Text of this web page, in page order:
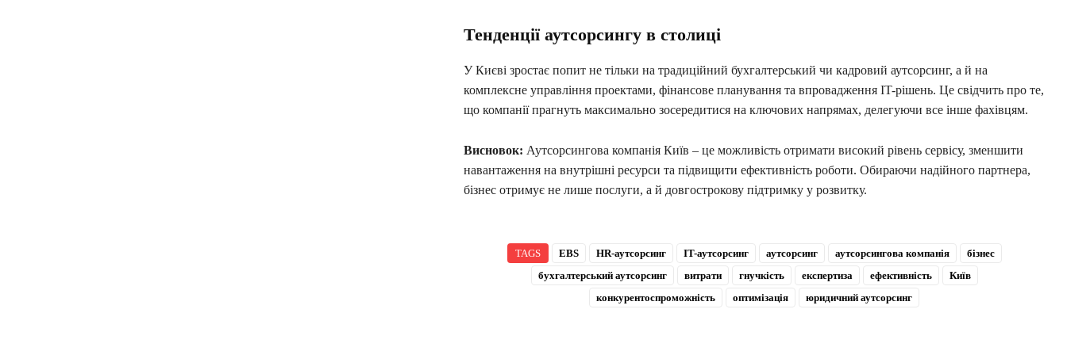
Тенденції аутсорсингу в столиці
У Києві зростає попит не тільки на традиційний бухгалтерський чи кадровий аутсорсинг, а й на
комплексне управління проектами, фінансове планування та впровадження IT-рішень. Це свідчить про те,
що компанії прагнуть максимально зосередитися на ключових напрямах, делегуючи все інше фахівцям.
Висновок: Аутсорсингова компанія Київ – це можливість отримати високий рівень сервісу, зменшити
навантаження на внутрішні ресурси та підвищити ефективність роботи. Обираючи надійного партнера,
бізнес отримує не лише послуги, а й довгострокову підтримку у розвитку.
TAGS EBS HR-аутсорсинг IT-аутсорсинг аутсорсинг аутсорсингова компанія
бізнес
бухгалтерський аутсорсинг
витрати гнучкість експертиза ефективність
Київ
конкурентоспроможність
оптимізація юридичний аутсорсинг